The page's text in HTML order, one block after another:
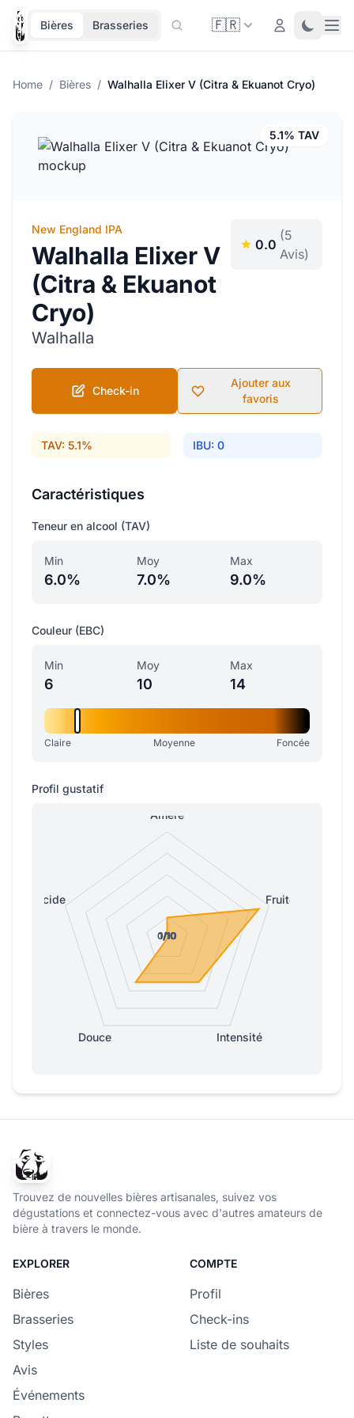
Bières Brasseries 🇫🇷 Login Toggle
Home / Bières / Walhalla Elixer V (Citra & Ekuanot Cryo)
5.1% TAV
New England IPA
Walhalla Elixer V
(Citra & Ekuanot
Cryo)
Walhalla
0.0
(5
Avis)
Check-in
Ajouter aux
favoris
TAV: 5.1% IBU: 0
Caractéristiques
Teneur en alcool (TAV)
Min
6.0%
Moy
7.0%
Max
9.0%
Couleur (EBC)
Min
6
Moy
10
Max
14
Claire Moyenne Foncée
Profil gustatif
Amère
Fruitée
Intensité
Douce
Acide
0/10
1/10
1/10
1/10
0/10
Trouvez de nouvelles bières artisanales, suivez vos
dégustations et connectez-vous avec d'autres amateurs de
bière à travers le monde.
EXPLORER
Bières
Brasseries
Styles
Avis
Événements
COMPTE
Profil
Check-ins
Liste de souhaits